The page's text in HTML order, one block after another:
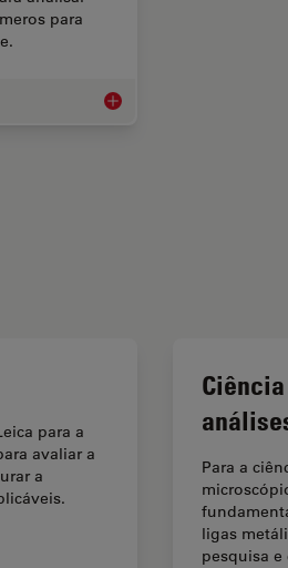
para
Ciência dos materiais e
para a
avaliar a
a
Para a
ligas
pesquisa